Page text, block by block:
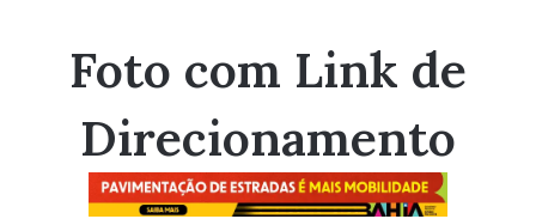
Foto com Link de
Direcionamento